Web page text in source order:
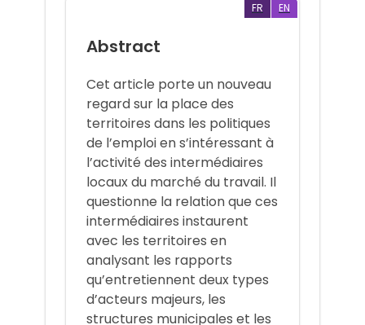
FR EN
Abstract
Cet article porte un nouveau
regard sur la place des
territoires dans les politiques
de l’emploi en s’intéressant à
l’activité des intermédiaires
locaux du marché du travail. Il
questionne la relation que ces
intermédiaires instaurent
avec les territoires en
analysant les rapports
qu’entretiennent deux types
d’acteurs majeurs, les
structures municipales et les